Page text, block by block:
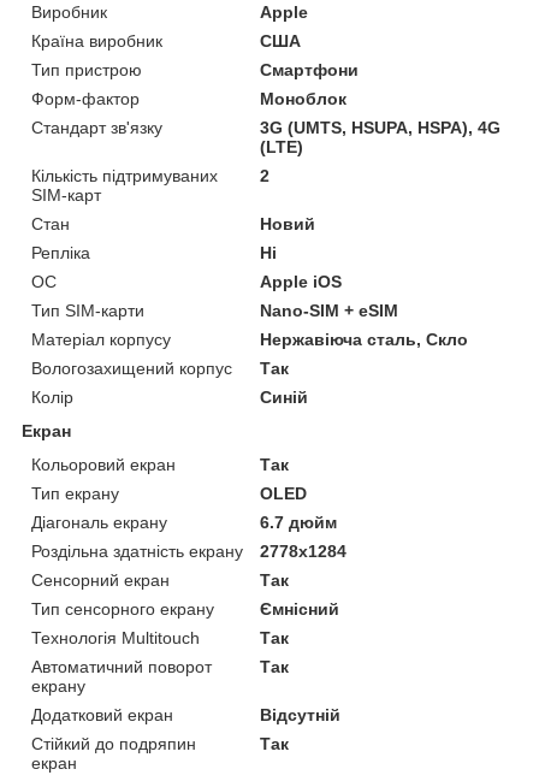
Виробник
Apple
Країна виробник
США
Тип пристрою
Смартфони
Форм-фактор
Моноблок
Стандарт зв'язку
3G (UMTS, HSUPA, HSPA), 4G
(LTE)
Кількість підтримуваних
SIM-карт
2
Стан
Новий
Репліка
Ні
ОС
Apple iOS
Тип SIM-карти
Nano-SIM + eSIM
Матеріал корпусу
Нержавіюча сталь, Скло
Вологозахищений корпус
Так
Колір
Синій
Екран
Кольоровий екран
Так
Тип екрану
OLED
Діагональ екрану
6.7 дюйм
Роздільна здатність екрану
2778x1284
Сенсорний екран
Так
Тип сенсорного екрану
Ємнісний
Технологія Multitouch
Так
Автоматичний поворот
екрану
Так
Додатковий екран
Відсутній
Стійкий до подряпин
екран
Так